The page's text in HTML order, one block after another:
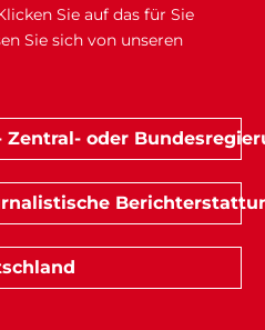
Sie auf das für Sie
Sie sich von unseren
oder